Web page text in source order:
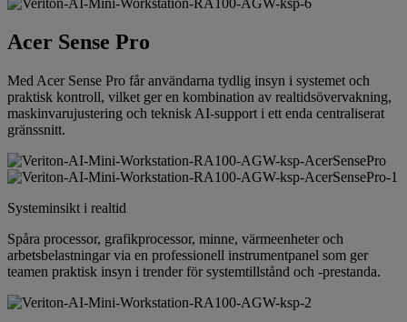
Acer Sense Pro
Med Acer Sense Pro får användarna tydlig insyn i systemet och
praktisk kontroll, vilket ger en kombination av realtidsövervakning,
maskinvarujustering och teknisk AI-support i ett enda centraliserat
gränssnitt.
Systeminsikt i realtid
Spåra processor, grafikprocessor, minne, värmeenheter och
arbetsbelastningar via en professionell instrumentpanel som ger
teamen praktisk insyn i trender för systemtillstånd och -prestanda.